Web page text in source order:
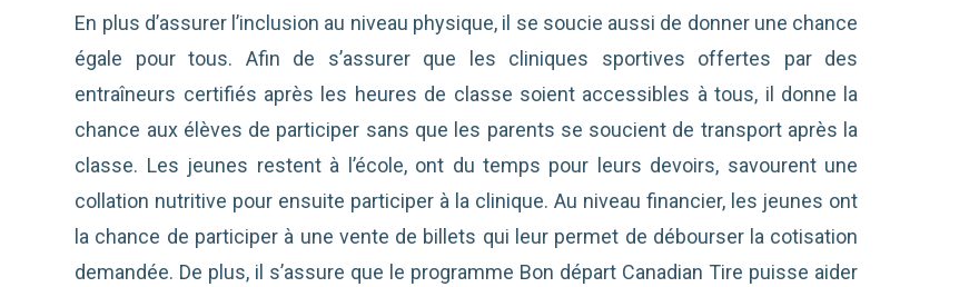
En plus d’assurer l’inclusion au niveau physique, il se soucie aussi de donner une chance
égale pour tous. Afin de s’assurer que les cliniques sportives offertes par des
entraîneurs certifiés après les heures de classe soient accessibles à tous, il donne la
chance aux élèves de participer sans que les parents se soucient de transport après la
classe. Les jeunes restent à l’école, ont du temps pour leurs devoirs, savourent une
collation nutritive pour ensuite participer à la clinique. Au niveau financier, les jeunes ont
la chance de participer à une vente de billets qui leur permet de débourser la cotisation
demandée. De plus, il s’assure que le programme Bon départ Canadian Tire puisse aider